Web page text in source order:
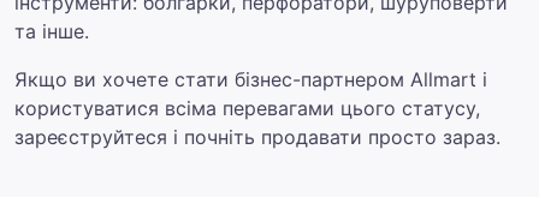
та інше.
Якщо ви хочете стати бізнес-партнером Allmart і
користуватися всіма перевагами цього статусу,
зареєструйтеся і почніть продавати просто зараз.